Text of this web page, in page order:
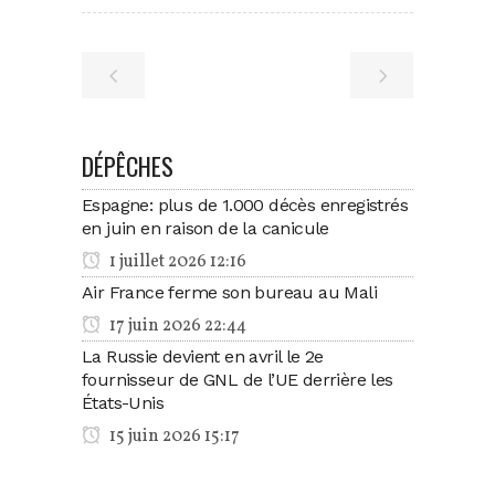
DÉPÊCHES
Espagne: plus de 1.000 décès enregistrés
en juin en raison de la canicule
1 juillet 2026 12:16
Air France ferme son bureau au Mali
17 juin 2026 22:44
La Russie devient en avril le 2e
fournisseur de GNL de l’UE derrière les
États-Unis
15 juin 2026 15:17